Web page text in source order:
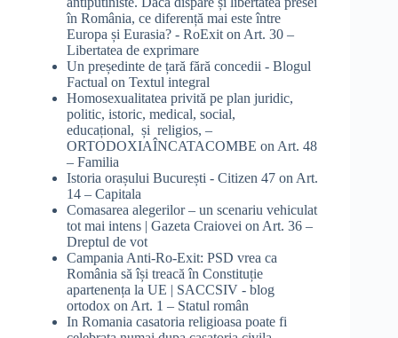
în România, ce diferență mai este între
Europa și Eurasia? - RoExit on Art. 30 –
Libertatea de exprimare
Un președinte de țară fără concedii - Blogul
Factual on Textul integral
Homosexualitatea privită pe plan juridic,
politic, istoric, medical, social,
educațional, și religios, –
ORTODOXIAÎNCATACOMBE on Art. 48
– Familia
Istoria orașului București - Citizen 47 on Art.
14 – Capitala
Comasarea alegerilor – un scenariu vehiculat
tot mai intens | Gazeta Craiovei on Art. 36 –
Dreptul de vot
Campania Anti-Ro-Exit: PSD vrea ca
România să își treacă în Constituție
apartenența la UE | SACCSIV - blog
ortodox on Art. 1 – Statul român
In Romania casatoria religioasa poate fi